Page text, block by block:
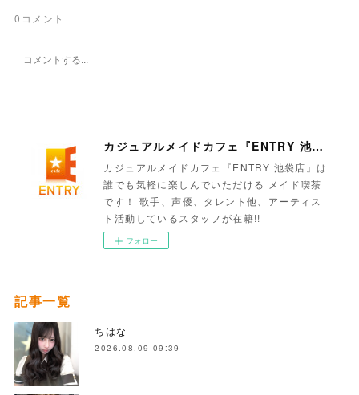
0 コメント
カジュアルメイドカフェ『ENTRY 池袋店』
カジュアルメイドカフェ『ENTRY 池袋店』は
誰でも気軽に楽しんでいただける メイド喫茶
です！ 歌手、声優、タレント他、アーティス
ト活動しているスタッフが在籍!!
フォロー
記事一覧
ちはな
2026.08.09 09:39